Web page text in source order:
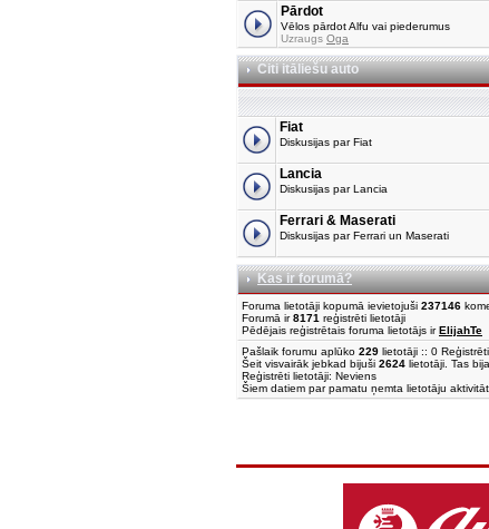
Pārdot
Vēlos pārdot Alfu vai piederumus
Uzraugs Oga
Citi itāliešu auto
Fiat
Diskusijas par Fiat
Lancia
Diskusijas par Lancia
Ferrari & Maserati
Diskusijas par Ferrari un Maserati
Kas ir forumā?
Foruma lietotāji kopumā ievietojuši 237146
Forumā ir8171 reģistrēti lietotāji
Pēdējais reģistrētais foruma lietotājs irElijahTe
Pašlaik forumu aplūko 229 lietotāji :: 0
Šeit visvairāk jebkad bijuši 2624 lietotāji. Tas
Reģistrēti lietotāji: Neviens
Šiem datiem par pamatu ņemta lietotāju